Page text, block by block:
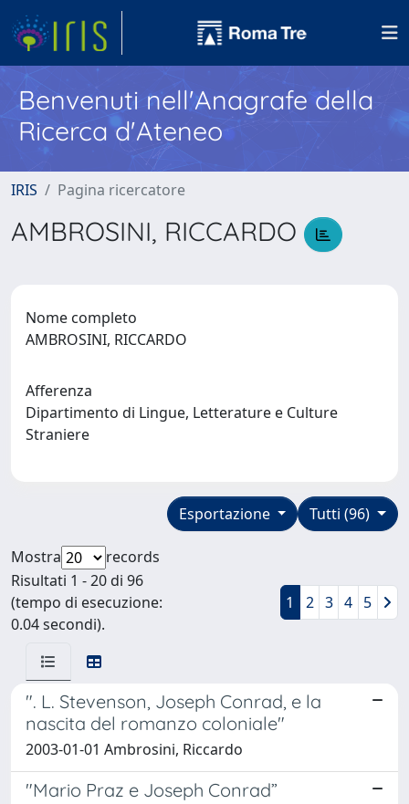
Benvenuti nell'Anagrafe della
Ricerca d'Ateneo
IRIS Pagina ricercatore
AMBROSINI, RICCARDO
Nome completo
AMBROSINI, RICCARDO
Afferenza
Dipartimento di Lingue, Letterature e Culture
Straniere
Tutti (96)
Esportazione
Mostra
records
Risultati 1 - 20 di 96
(tempo di esecuzione:
0.04 secondi).
1 2 3 4 5
". L. Stevenson, Joseph Conrad, e la
nascita del romanzo coloniale"
2003-01-01 Ambrosini, Riccardo
"Mario Praz e Joseph Conrad”